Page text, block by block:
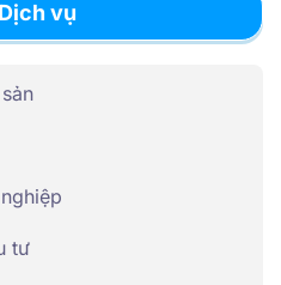
Dịch vụ
tư